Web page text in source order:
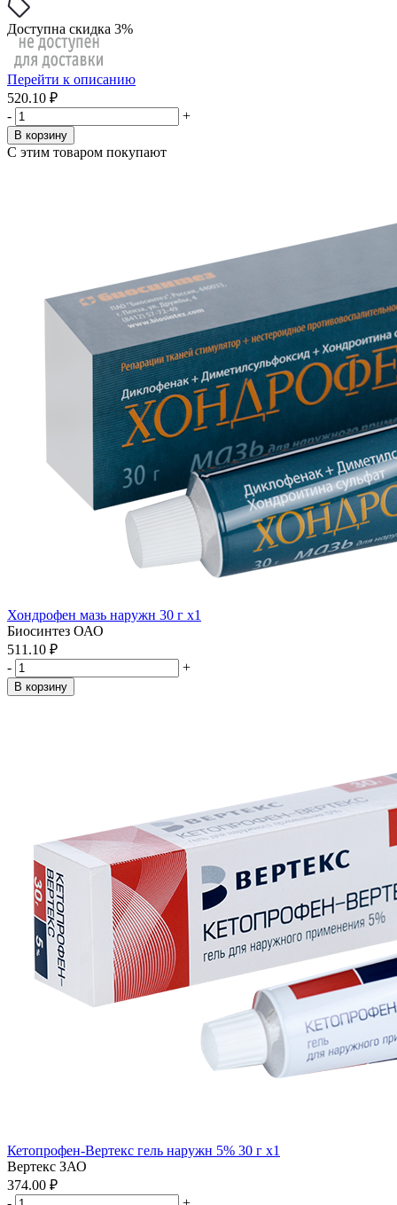
Доступна скидка 3%
Перейти к описанию
520.10 ₽
-
+
В корзину
С этим товаром покупают
Хондрофен мазь наружн 30 г x1
Биосинтез ОАО
511.10 ₽
-
+
В корзину
Кетопрофен-Вертекс гель наружн 5% 30 г x1
Вертекс ЗАО
374.00 ₽